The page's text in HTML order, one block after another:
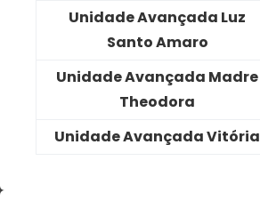
Unidade Avançada Luz
Santo Amaro
Unidade Avançada Madre
Theodora
Unidade Avançada Vitória